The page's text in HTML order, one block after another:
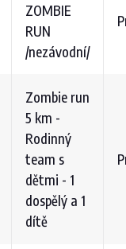
ZOMBIE
RUN
/nezávodní/
Zombie run
5 km -
Rodinný
team s
dětmi - 1
dospělý a 1
dítě